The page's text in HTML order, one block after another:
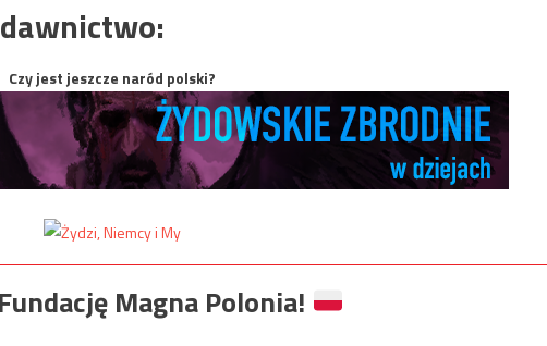
Czy jest jeszcze naród polski?
Magna Polonia!